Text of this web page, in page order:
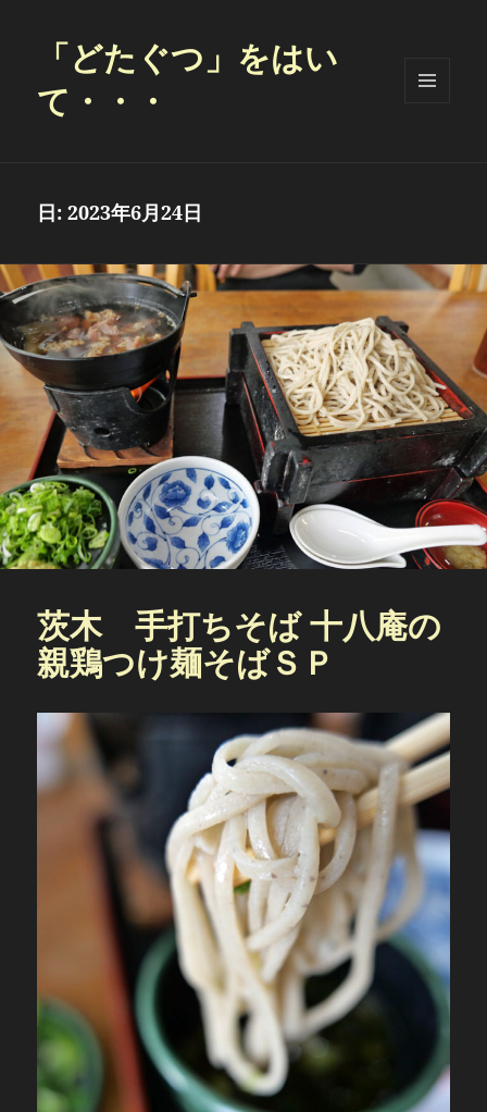
「どたぐつ」をはい
て・・・
日:2023年6月24日
茨木 手打ちそば 十八庵の
親鶏つけ麺そばＳＰ